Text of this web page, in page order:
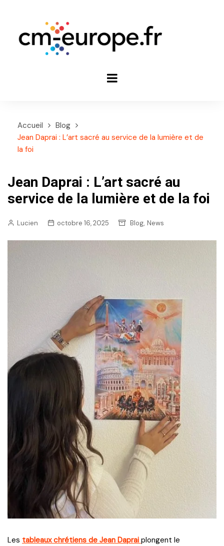
Accueil
Blog
Jean Daprai : L’art sacré au service de la lumière et de
la foi
Jean Daprai : L’art sacré au
service de la lumière et de la foi
Lucien octobre 16, 2025 Blog, News
Les tableaux chrétiens de Jean Daprai plongent le